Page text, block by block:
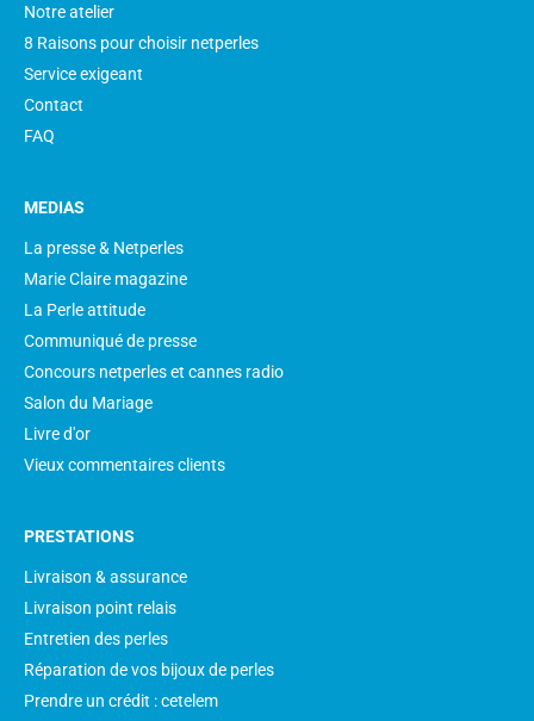
Notre atelier
8 Raisons pour choisir netperles
Service exigeant
Contact
FAQ
MEDIAS
La presse & Netperles
Marie Claire magazine
La Perle attitude
Communiqué de presse
Concours netperles et cannes radio
Salon du Mariage
Livre d'or
Vieux commentaires clients
PRESTATIONS
Livraison & assurance
Livraison point relais
Entretien des perles
Réparation de vos bijoux de perles
Prendre un crédit : cetelem